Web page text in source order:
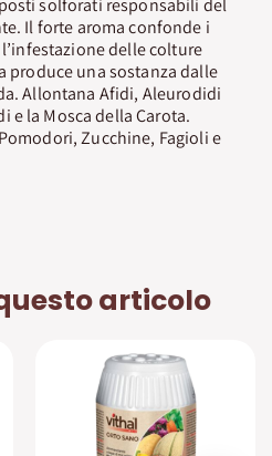
solforati responsabili del
Il forte aroma confonde i
delle colture
produce una sostanza dalle
Allontana Afidi, Aleurodidi
e la Mosca della Carota.
Zucchine, Fagioli e
articolo